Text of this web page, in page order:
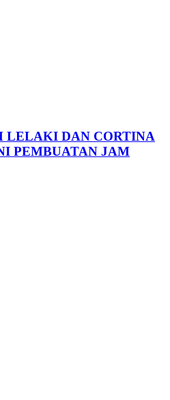
LELAKI DAN CORTINA
PEMBUATAN JAM